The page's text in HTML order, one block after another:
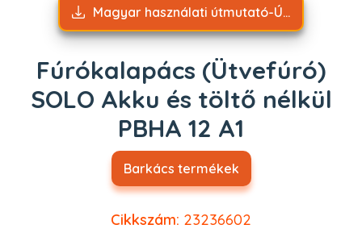
Magyar használati útmutató-Újra tölthető ütvefúró Akku és töltő nélkül PBHA 12 A1.pdf
Fúrókalapács (Ütvefúró)
SOLO Akku és töltő nélkül
PBHA 12 A1
Barkács termékek
Cikkszám: 23236602